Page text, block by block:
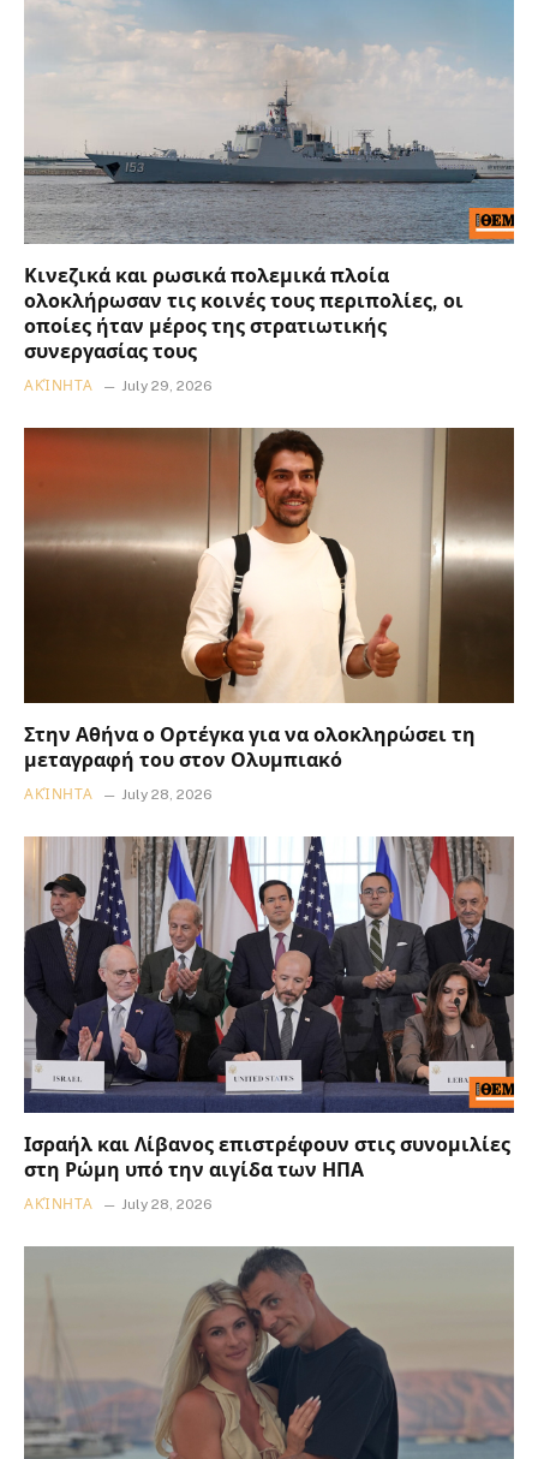
Κινεζικά και ρωσικά πολεμικά πλοία
ολοκλήρωσαν τις κοινές τους περιπολίες, οι
οποίες ήταν μέρος της στρατιωτικής
συνεργασίας τους
ΑΚΊΝΗΤΑ July 29, 2026
Στην Αθήνα ο Ορτέγκα για να ολοκληρώσει τη
μεταγραφή του στον Ολυμπιακό
ΑΚΊΝΗΤΑ July 28, 2026
Ισραήλ και Λίβανος επιστρέφουν στις συνομιλίες
στη Ρώμη υπό την αιγίδα των ΗΠΑ
ΑΚΊΝΗΤΑ July 28, 2026